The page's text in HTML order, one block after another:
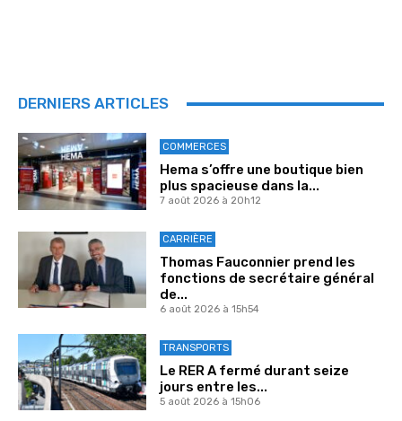
DERNIERS ARTICLES
COMMERCES
Hema s’offre une boutique bien
plus spacieuse dans la...
7 août 2026 à 20h12
CARRIÈRE
Thomas Fauconnier prend les
fonctions de secrétaire général
de...
6 août 2026 à 15h54
TRANSPORTS
Le RER A fermé durant seize
jours entre les...
5 août 2026 à 15h06